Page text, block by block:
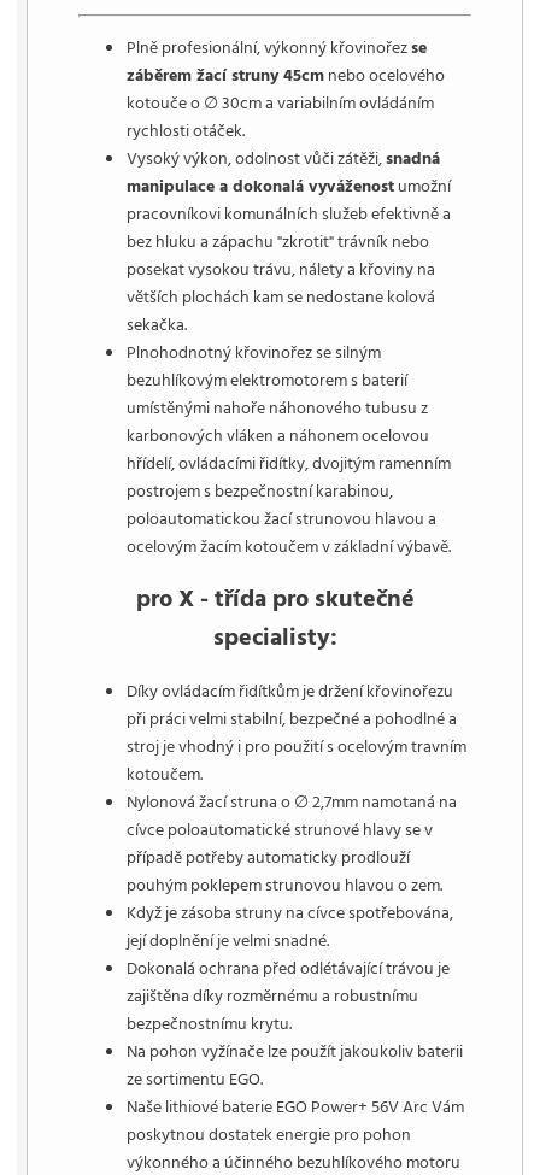
Plně profesionální, výkonný křovinořezse
záběrem žací struny 45cmnebo ocelového
kotouče o ∅ 30cm a variabilním ovládáním
rychlosti otáček.
Vysoký výkon, odolnost vůči zátěži,snadná
manipulace a dokonalá vyváženostumožní
pracovníkovi komunálních služeb efektivně a
bez hluku a zápachu "zkrotit" trávník nebo
posekat vysokou trávu, nálety a křoviny na
větších plochách kam se nedostane kolová
sekačka.
Plnohodnotný křovinořez se silným
bezuhlíkovým elektromotorem s baterií
umístěnými nahoře náhonového tubusu z
karbonových vláken a náhonem ocelovou
hřídelí, ovládacími řidítky, dvojitým ramenním
postrojem s bezpečnostní karabinou,
poloautomatickou žací strunovou hlavou a
ocelovým žacím kotoučem v základní výbavě.
pro X - třída pro skutečné
specialisty:
Díky ovládacím řidítkům je držení křovinořezu
při práci velmi stabilní, bezpečné a pohodlné a
stroj je vhodný i pro použití s ocelovým travním
kotoučem.
Nylonová žací struna o ∅ 2,7mm namotaná na
cívce poloautomatické strunové hlavy se v
případě potřeby automaticky prodlouží
pouhým poklepem strunovou hlavou o zem.
Když je zásoba struny na cívce spotřebována,
její doplnění je velmi snadné.
Dokonalá ochrana před odlétávající trávou je
zajištěna díky rozměrnému a robustnímu
bezpečnostnímu krytu.
Na pohon vyžínače lze použít jakoukoliv baterii
ze sortimentu EGO.
Naše lithiové baterie EGO Power+ 56V Arc Vám
poskytnou dostatek energie pro pohon
výkonného a účinného bezuhlíkového motoru